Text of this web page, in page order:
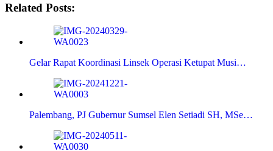
Related Posts:
Gelar Rapat Koordinasi Linsek Operasi Ketupat Musi…
Palembang, PJ Gubernur Sumsel Elen Setiadi SH, MSe…